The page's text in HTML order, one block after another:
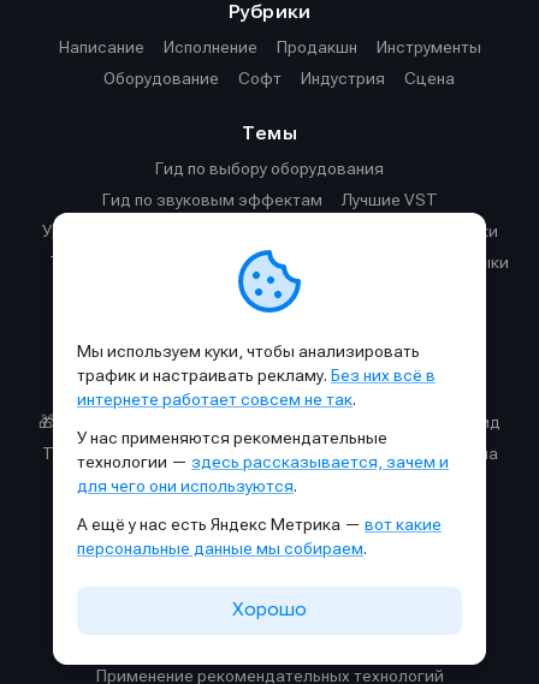
Рубрики
Написание
Исполнение Продакшн
Инструменты
Оборудование
Софт Индустрия Сцена
Темы
Гид по выбору оборудования
Гид по звуковым эффектам
Лучшие VST
Уроки звукозаписи
Гитарные уроки
Telegram-каналы для музыкантов
Продвижение музыки
🎙️ Подкаст Миксер
Источники информации для музыкантов
🎁 Бесплатные VST
Звуковые волны: интерактивный гид
Таблица звуковых частот
Cхемы прохождения сигнала
Справочник аккордов для пианино
Генератор диаграмм гитарных аккордов
Условия использования
Применение рекомендательных технологий
Мы используем куки, чтобы анализировать
трафик и настраивать рекламу. Без них всё в
интернете работает совсем не так.
У нас применяются рекомендательные
технологии — здесь рассказывается, зачем и
для чего они используются.
А ещё у нас есть Яндекс Метрика — вот какие
персональные данные мы собираем.
Хорошо